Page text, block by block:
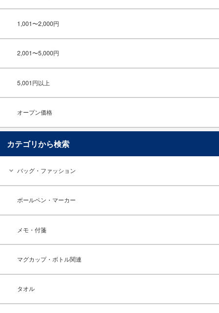
1,001〜2,000円
2,001〜5,000円
5,001円以上
オープン価格
カテゴリから検索
バッグ・ファッション
ボールペン・マーカー
メモ・付箋
マグカップ・ボトル関連
タオル